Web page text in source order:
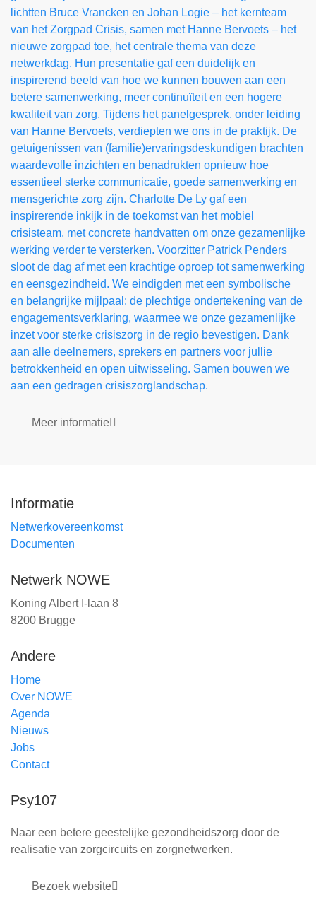
lichtten Bruce Vrancken en Johan Logie – het kernteam
van het Zorgpad Crisis, samen met Hanne Bervoets – het
nieuwe zorgpad toe, het centrale thema van deze
netwerkdag. Hun presentatie gaf een duidelijk en
inspirerend beeld van hoe we kunnen bouwen aan een
betere samenwerking, meer continuïteit en een hogere
kwaliteit van zorg. Tijdens het panelgesprek, onder leiding
van Hanne Bervoets, verdiepten we ons in de praktijk. De
getuigenissen van (familie)ervaringsdeskundigen brachten
waardevolle inzichten en benadrukten opnieuw hoe
essentieel sterke communicatie, goede samenwerking en
mensgerichte zorg zijn. Charlotte De Ly gaf een
inspirerende inkijk in de toekomst van het mobiel
crisisteam, met concrete handvatten om onze gezamenlijke
werking verder te versterken. Voorzitter Patrick Penders
sloot de dag af met een krachtige oproep tot samenwerking
en eensgezindheid. We eindigden met een symbolische
en belangrijke mijlpaal: de plechtige ondertekening van de
engagementsverklaring, waarmee we onze gezamenlijke
inzet voor sterke crisiszorg in de regio bevestigen. Dank
aan alle deelnemers, sprekers en partners voor jullie
betrokkenheid en open uitwisseling. Samen bouwen we
aan een gedragen crisiszorglandschap.
Meer informatie
Informatie
Netwerkovereenkomst
Documenten
Netwerk NOWE
Koning Albert I-laan 8
8200 Brugge
Andere
Home
Over NOWE
Agenda
Nieuws
Jobs
Contact
Psy107
Naar een betere geestelijke gezondheidszorg door de
realisatie van zorgcircuits en zorgnetwerken.
Bezoek website